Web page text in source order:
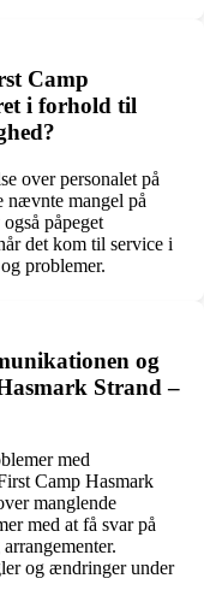
Camp
i forhold til
over personalet på
nævnte mangel på
påpeget
det kom til service i
problemer.
og
Strand –
med
Camp Hasmark
manglende
med at få svar på
og ændringer under